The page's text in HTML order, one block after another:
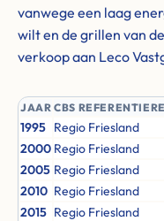
vanwege een laag
wilt en de grillen van
verkoop aan Leco
JAAR CBS
1995 Regio Friesland
2000 Regio Friesland
2005 Regio Friesland
2010 Regio Friesland
2015 Regio Friesland